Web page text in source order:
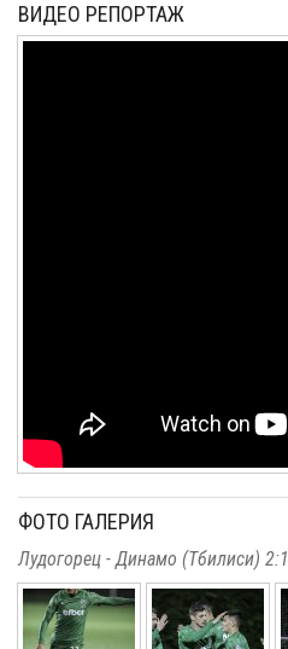
ВИДЕО РЕПОРТАЖ
ФОТО ГАЛЕРИЯ
Лудогорец - Динамо (Тбилиси) 2:1